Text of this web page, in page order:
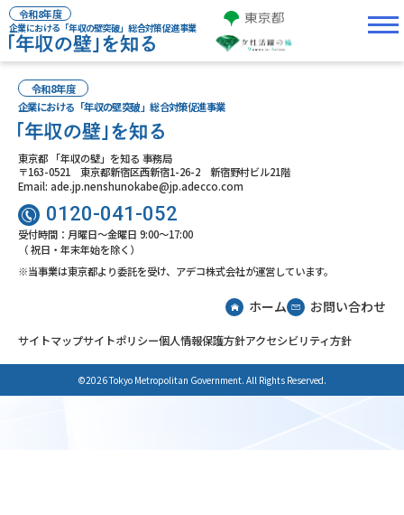
令和8年度
企業における「年収の壁突破」総合対策促進事業
令和8年度
企業における「年収の壁突破」総合対策促進事業
東京都 「年収の壁」を知る 事務局
〒163-0521 東京都新宿区西新宿1-26-2 新宿野村ビル21階
Email: ade.jp.nenshunokabe@jp.adecco.com
0120-041-052
受付時間：月曜日～金曜日 9:00～17:00
（ 祝日・年末年始を除く）
※当事業は東京都より委託を受け、アデコ株式会社が運営しています。
ホーム お問い合わせ
サイトマップサイトポリシー個人情報保護方針アクセシビリティ方針
©2026 Tokyo Metropolitan Government. All Rights Reserved.